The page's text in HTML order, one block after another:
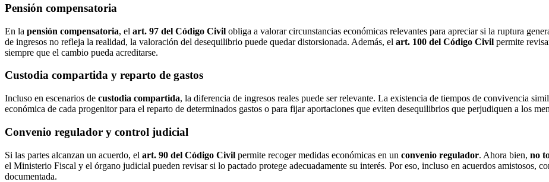
Pensión compensatoria
En la pensión compensatoria, el art. 97 del Código Civil obliga a valorar circunstancias económicas relevantes para apreciar si la ruptura
de ingresos no refleja la realidad, la valoración del desequilibrio puede quedar distorsionada. Además, el art. 100 del Código Civil permite
siempre que el cambio pueda acreditarse.
Custodia compartida y reparto de gastos
Incluso en escenarios de custodia compartida, la diferencia de ingresos reales puede ser relevante. La existencia de tiempos de convivencia
económica de cada progenitor para el reparto de determinados gastos o para fijar aportaciones que eviten desequilibrios que perjudiquen a los
Convenio regulador y control judicial
Si las partes alcanzan un acuerdo, el art. 90 del Código Civil permite recoger medidas económicas en un convenio regulador. Ahora bien, no
el Ministerio Fiscal y el órgano judicial pueden revisar si lo pactado protege adecuadamente su interés. Por eso, incluso en acuerdos amistosos,
documentada.